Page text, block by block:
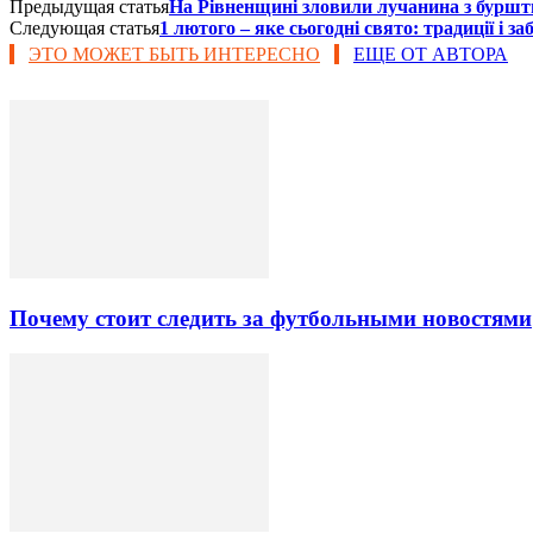
Предыдущая статьяНа Рівненщині зловили лучанина з
Следующая статья1 лютого – яке сьогодні свято: традиції і
ЭТО МОЖЕТ БЫТЬ ИНТЕРЕСНО
ЕЩЕ ОТ АВТОРА
Почему стоит следить за футбольными новостями